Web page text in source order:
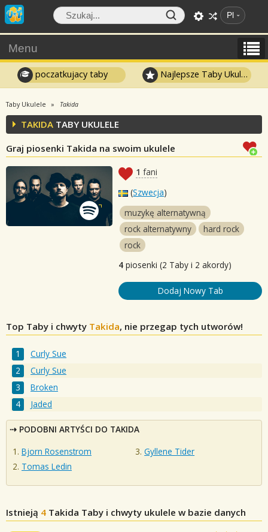
Pl
Menu
poczatkujacy taby Najlepsze Taby Ukulele
Taby Ukulele Takida
TAKIDA TABY UKULELE
Graj piosenki Takida na swoim ukulele
1 fani
(Szwecja)
muzykę alternatywną
rock alternatywny
hard rock
rock
4 piosenki (2 Taby i 2 akordy)
Dodaj Nowy Tab
Top Taby i chwyty Takida, nie przegap tych utworów!
Curly Sue
Curly Sue
Broken
Jaded
PODOBNI ARTYŚCI DO TAKIDA
Bjorn Rosenstrom
Tomas Ledin
Gyllene Tider
Istnieją 4 Takida Taby i chwyty ukulele w bazie danych